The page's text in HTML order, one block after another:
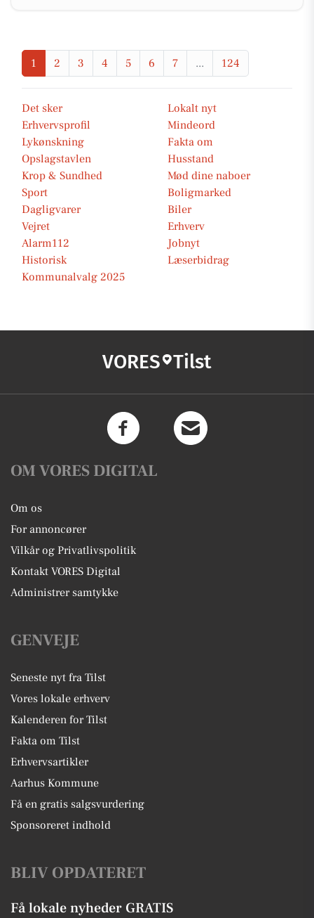
1 2 3 4 5 6 7 ... 124
Det sker
Lokalt nyt
Erhvervsprofil
Mindeord
Lykønskning
Fakta om
Opslagstavlen
Husstand
Krop & Sundhed
Mød dine naboer
Sport
Boligmarked
Dagligvarer
Biler
Vejret
Erhverv
Alarm112
Jobnyt
Historisk
Læserbidrag
Kommunalvalg 2025
VORES Tilst
OM VORES DIGITAL
Om os
For annoncører
Vilkår og Privatlivspolitik
Kontakt VORES Digital
Administrer samtykke
GENVEJE
Seneste nyt fra Tilst
Vores lokale erhverv
Kalenderen for Tilst
Fakta om Tilst
Erhvervsartikler
Aarhus Kommune
Få en gratis salgsvurdering
Sponsoreret indhold
BLIV OPDATERET
Få lokale nyheder GRATIS